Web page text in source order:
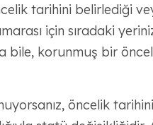
tarihini belirlediği
için sıradaki
korunmuş bir
öncelik